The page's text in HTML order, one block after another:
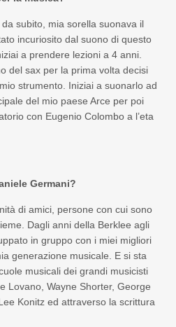
subito, mia sorella suonava il
incuriosito dal suono di questo
a prendere lezioni a 4 anni.
del sax per la prima volta decisi
strumento. Iniziai a suonarlo ad
del mio paese Arce per poi
con Eugenio Colombo a l’eta
Germani?
di amici, persone con cui sono
Dagli anni della Berklee agli
in gruppo con i miei migliori
generazione musicale. E si sta
musicali dei grandi musicisti
Lovano, Wayne Shorter, George
Konitz ed attraverso la scrittura